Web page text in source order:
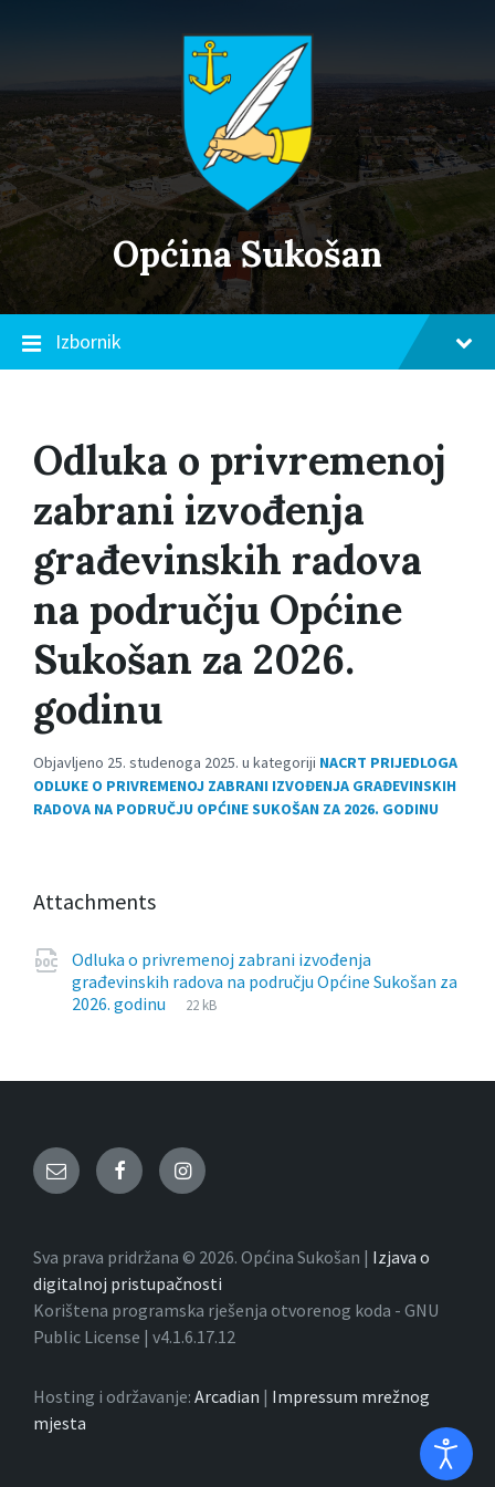
Općina Sukošan
Izbornik
Odluka o privremenoj
zabrani izvođenja
građevinskih radova
na području Općine
Sukošan za 2026.
godinu
Objavljeno 25. studenoga 2025. u kategoriji NACRT PRIJEDLOGA
ODLUKE O PRIVREMENOJ ZABRANI IZVOĐENJA GRAĐEVINSKIH
RADOVA NA PODRUČJU OPĆINE SUKOŠAN ZA 2026. GODINU
Attachments
Odluka o privremenoj zabrani izvođenja
građevinskih radova na području Općine Sukošan za
2026. godinu
File
docx
File
22 kB
Email FacebookInstagram
Sva prava pridržana © 2026. Općina Sukošan | Izjava o
digitalnoj pristupačnosti
Korištena programska rješenja otvorenog koda - GNU
Public License | v4.1.6.17.12
Hosting i održavanje: Arcadian | Impressum mrežnog
mjesta